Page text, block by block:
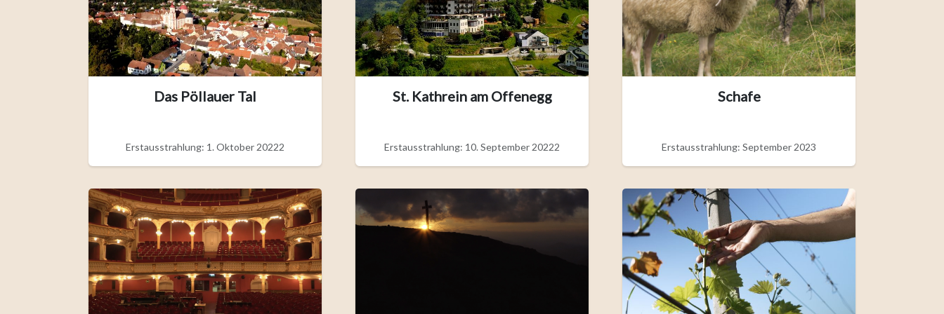
Das Pöllauer Tal
Erstausstrahlung: 1. Oktober 20222
St. Kathrein am Offenegg
Erstausstrahlung: 10. September 20222
Schafe
Erstausstrahlung: September 2023